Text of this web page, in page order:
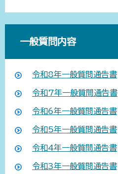
一般質問内容
令和8年一般質問通告書
令和7年一般質問通告書
令和6年一般質問通告書
令和5年一般質問通告書
令和4年一般質問通告書
令和3年一般質問通告書